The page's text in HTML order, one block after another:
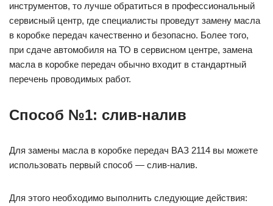
инструментов, то лучше обратиться в профессиональный
сервисный центр, где специалисты проведут замену масла
в коробке передач качественно и безопасно. Более того,
при сдаче автомобиля на ТО в сервисном центре, замена
масла в коробке передач обычно входит в стандартный
перечень проводимых работ.
Способ №1: слив-налив
Для замены масла в коробке передач ВАЗ 2114 вы можете
использовать первый способ — слив-налив.
Для этого необходимо выполнить следующие действия: